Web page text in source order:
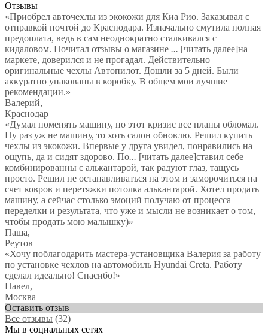
Отзывы
«Приобрел авточехлы из экокожи для Киа Рио. Заказывал с
отправкой почтой до Краснодара. Изначально смутила полная
предоплата, ведь в сам неоднократно сталкивался с
кидаловом. Почитал отзывы о магазине ... [читать далее]на
маркете, доверился и не прогадал. Действительно
оригинальные чехлы Автопилот. Дошли за 5 дней. Были
аккуратно упакованы в коробку. В общем мои лучшие
рекомендации.»
Валерий,
Краснодар
«Думал поменять машину, но этот кризис все планы обломал.
Ну раз уж не машину, то хоть салон обновлю. Решил купить
чехлы из экокожи. Впервые у друга увидел, понравились на
ощупь, да и сидят здорово. По... [читать далее]ставил себе
комбинированны с алькантарой, так радуют глаз, тащусь
просто. Решил не останавливаться на этом и заморочиться на
счет ковров и перетяжки потолка алькантарой. Хотел продать
машину, а сейчас столько эмоций получаю от процесса
переделки и результата, что уже и мысли не возникает о том,
чтобы продать мою малышку)»
Паша,
Реутов
«Хочу поблагодарить мастера-установщика Валерия за работу
по установке чехлов на автомобиль Hyundai Creta. Работу
сделал идеально! Спасибо!»
Павел,
Москва
Оставить отзыв
Все отзывы (32)
Мы в социальных сетях